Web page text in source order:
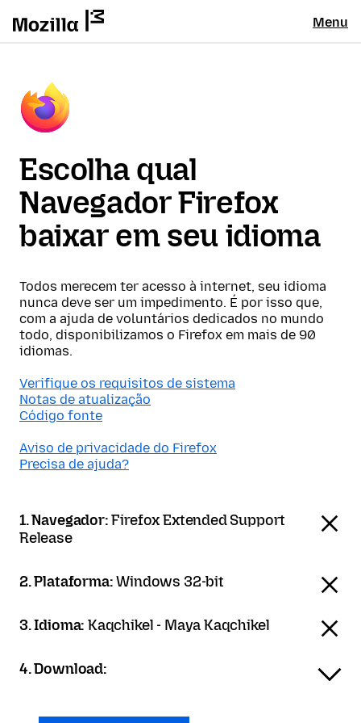
Menu
Escolha qual
Navegador Firefox
baixar em seu idioma
Todos merecem ter acesso à internet, seu idioma
nunca deve ser um impedimento. É por isso que,
com a ajuda de voluntários dedicados no mundo
todo, disponibilizamos o Firefox em mais de 90
idiomas.
Verifique os requisitos de sistema
Notas de atualização
Código fonte
Aviso de privacidade do Firefox
Precisa de ajuda?
1. Navegador:Firefox Extended Support
Release
2. Plataforma:Windows 32-bit
3. Idioma:Kaqchikel - Maya Kaqchikel
4. Download: